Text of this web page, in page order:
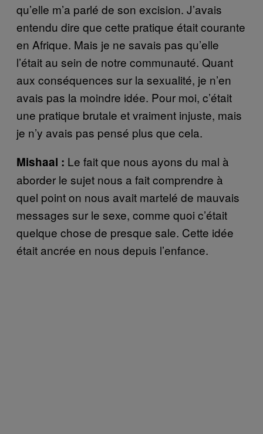
qu’elle m’a parlé de son excision. J’avais
entendu dire que cette pratique était courante
en Afrique. Mais je ne savais pas qu’elle
l’était au sein de notre communauté. Quant
aux conséquences sur la sexualité, je n’en
avais pas la moindre idée. Pour moi, c’était
une pratique brutale et vraiment injuste, mais
je n’y avais pas pensé plus que cela.
Mishaal : Le fait que nous ayons du mal à
aborder le sujet nous a fait comprendre à
quel point on nous avait martelé de mauvais
messages sur le sexe, comme quoi c’était
quelque chose de presque sale. Cette idée
était ancrée en nous depuis l’enfance.